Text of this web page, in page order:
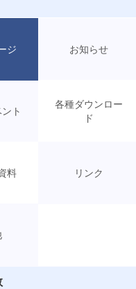
ジ お知らせ
ト
各種ダウンロー
ド
料 リンク